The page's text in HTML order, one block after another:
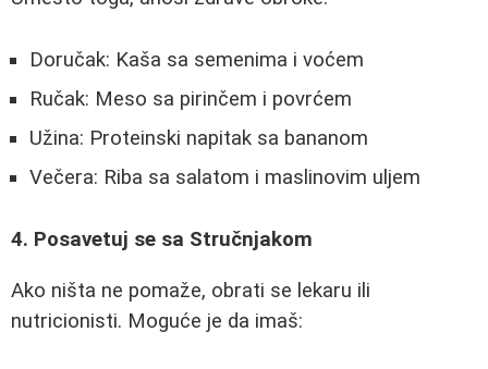
Doručak: Kaša sa semenima i voćem
Ručak: Meso sa pirinčem i povrćem
Užina: Proteinski napitak sa bananom
Večera: Riba sa salatom i maslinovim uljem
4. Posavetuj se sa Stručnjakom
Ako ništa ne pomaže, obrati se lekaru ili
nutricionisti. Moguće je da imaš: